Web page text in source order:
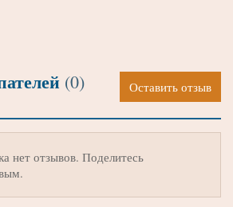
(0) Оставить отзыв
нет отзывов. Поделитесь